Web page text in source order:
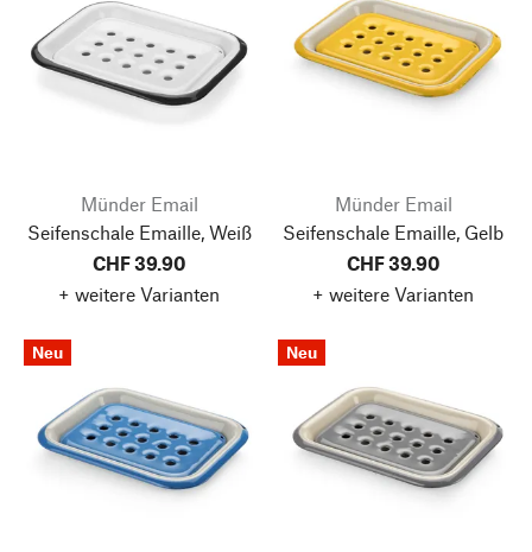
Münder Email
Seifenschale Emaille, Weiß
CHF 39.90
+ weitere Varianten
Münder Email
Seifenschale Emaille, Gelb
CHF 39.90
+ weitere Varianten
Neu Neu